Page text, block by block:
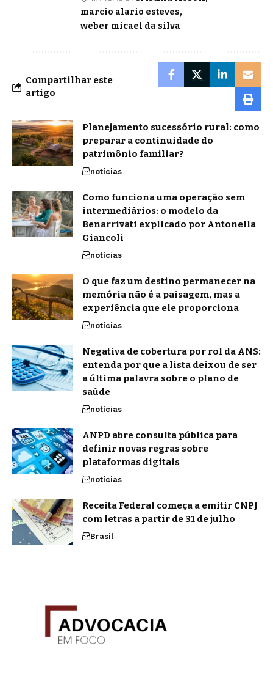
marcio alario esteves
weber micael da silva
Compartilhar este
artigo
Planejamento sucessório rural: como
preparar a continuidade do
patrimônio familiar?
notícias
Como funciona uma operação sem
intermediários: o modelo da
Benarrivati explicado por Antonella
Giancoli
notícias
O que faz um destino permanecer na
memória não é a paisagem, mas a
experiência que ele proporciona
notícias
Negativa de cobertura por rol da ANS:
entenda por que a lista deixou de ser
a última palavra sobre o plano de
saúde
notícias
ANPD abre consulta pública para
definir novas regras sobre
plataformas digitais
notícias
Receita Federal começa a emitir CNPJ
com letras a partir de 31 de julho
Brasil